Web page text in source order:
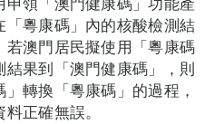
粵康碼」內的核酸檢測結
澳門居民擬使用「粵康碼
果到「澳門健康碼」，則
轉換「粵康碼」的過程，
正確無誤。